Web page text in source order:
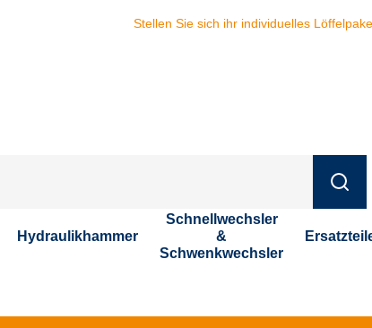
Stellen Sie sich ihr individuelles Löffelpaket für
Hydraulikhammer
Schnellwechsler
&
Schwenkwechsler